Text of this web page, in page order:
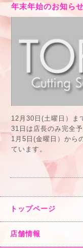
年末年始のお知らせ
12月30日(土曜日）ま
31日は店長のみ完全
1月5日(金曜日）から
ています。
トップページ
店舗情報